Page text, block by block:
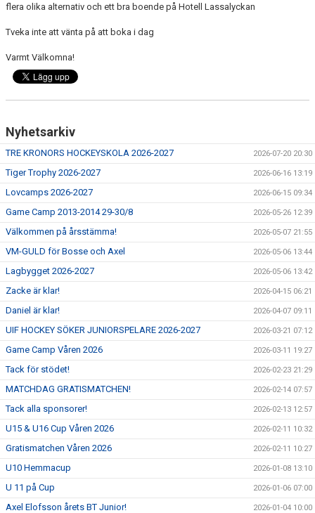
TRE KRONORS HOCKEYSKOLA
GULA TRÅDEN UIF HOCKEY
flera olika alternativ och ett bra boende på Hotell Lassalyckan
Tveka inte att vänta på att boka i dag
Varmt Välkomna!
Nyhetsarkiv
TRE KRONORS HOCKEYSKOLA 2026-2027 2026-07-20 20:30
Tiger Trophy 2026-2027 2026-06-16 13:19
Lovcamps 2026-2027 2026-06-15 09:34
Game Camp 2013-2014 29-30/8 2026-05-26 12:39
Välkommen på årsstämma! 2026-05-07 21:55
VM-GULD för Bosse och Axel 2026-05-06 13:44
Lagbygget 2026-2027 2026-05-06 13:42
Zacke är klar! 2026-04-15 06:21
Daniel är klar! 2026-04-07 09:11
UIF HOCKEY SÖKER JUNIORSPELARE 2026-2027 2026-03-21 07:12
Game Camp Våren 2026 2026-03-11 19:27
Tack för stödet! 2026-02-23 21:29
MATCHDAG GRATISMATCHEN! 2026-02-14 07:57
Tack alla sponsorer! 2026-02-13 12:57
U15 & U16 Cup Våren 2026 2026-02-11 10:32
Gratismatchen Våren 2026 2026-02-11 10:27
U10 Hemmacup 2026-01-08 13:10
U 11 på Cup 2026-01-06 07:00
Axel Elofsson årets BT Junior! 2026-01-04 10:00